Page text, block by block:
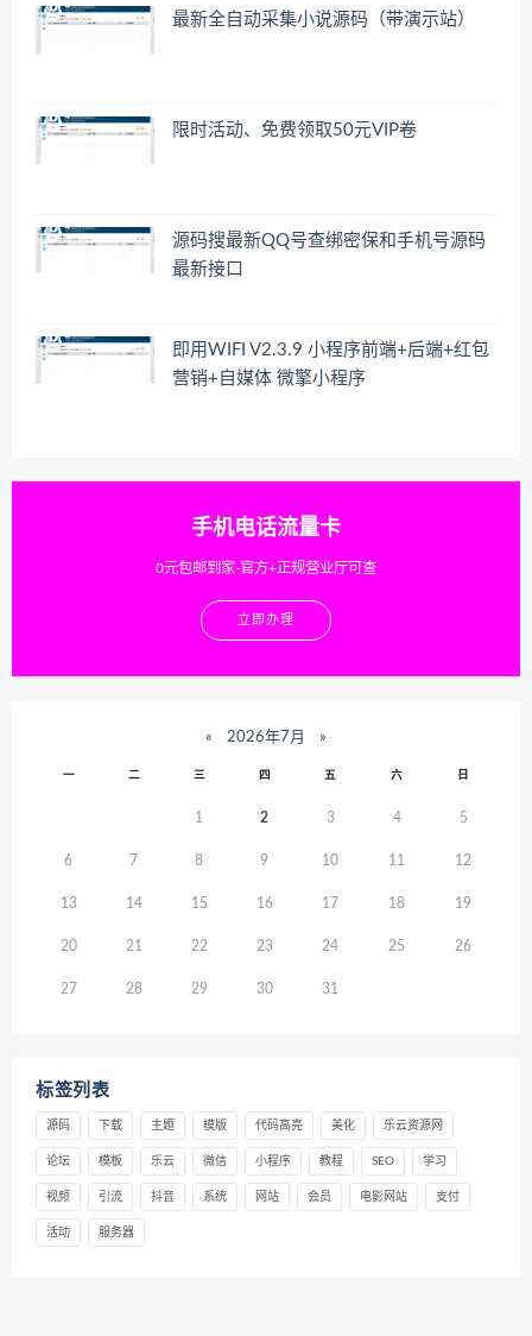
最新全自动采集小说源码（带演示站）
限时活动、免费领取50元VIP卷
源码搜最新QQ号查绑密保和手机号源码
最新接口
即用WIFI V2.3.9 小程序前端+后端+红包
营销+自媒体 微擎小程序
手机电话流量卡
0元包邮到家-官方+正规营业厅可查
立即办理
« 2026年7月 »
一 二 三 四 五 六 日
1 2 3 4 5
6 7 8 9 10 11 12
13 14 15 16 17 18 19
20 21 22 23 24 25 26
27 28 29 30 31
标签列表
源码 下载 主题 模版 代码高亮 美化 乐云资源网
论坛 模板 乐云 微信 小程序 教程 SEO 学习
视频 引流 抖音 系统 网站 会员 电影网站 支付
活动 服务器